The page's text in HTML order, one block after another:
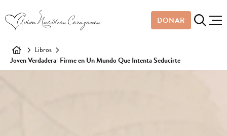
DONAR
Libros
Joven Verdadera: Firme en Un Mundo Que Intenta Seducirte